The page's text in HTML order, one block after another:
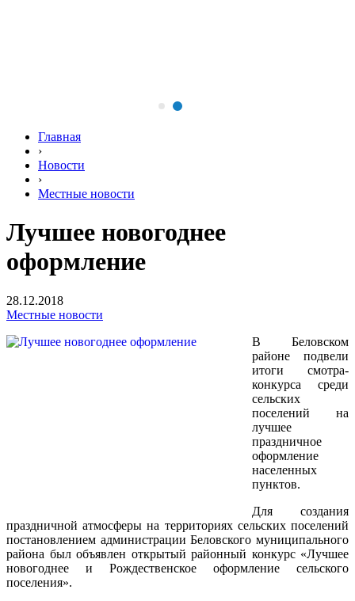
Главная
›
Новости
›
Местные новости
Лучшее новогоднее
оформление
28.12.2018
Местные новости
В Беловском
районе подвели
итоги смотра-
конкурса среди
сельских
поселений на
лучшее
праздничное
оформление
населенных
пунктов.
Для создания
праздничной атмосферы на территориях сельских поселений
постановлением администрации Беловского муниципального
района был объявлен открытый районный конкурс «Лучшее
новогоднее и Рождественское оформление сельского
поселения».